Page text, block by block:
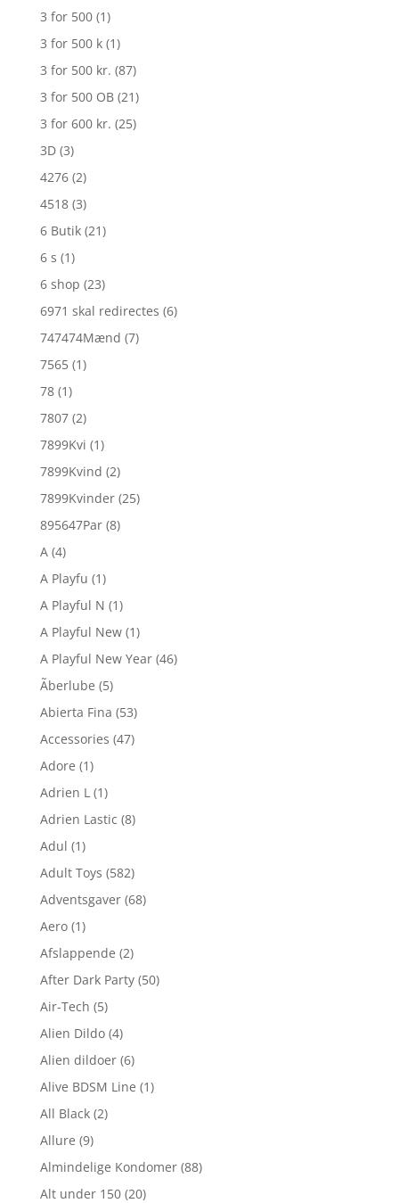
3 for 500 (1)
3 for 500 k (1)
3 for 500 kr. (87)
3 for 500 OB (21)
3 for 600 kr. (25)
3D (3)
4276 (2)
4518 (3)
6 Butik (21)
6 s (1)
6 shop (23)
6971 skal redirectes (6)
747474Mænd (7)
7565 (1)
78 (1)
7807 (2)
7899Kvi (1)
7899Kvind (2)
7899Kvinder (25)
895647Par (8)
A (4)
A Playfu (1)
A Playful N (1)
A Playful New (1)
A Playful New Year (46)
Ãberlube (5)
Abierta Fina (53)
Accessories (47)
Adore (1)
Adrien L (1)
Adrien Lastic (8)
Adul (1)
Adult Toys (582)
Adventsgaver (68)
Aero (1)
Afslappende (2)
After Dark Party (50)
Air-Tech (5)
Alien Dildo (4)
Alien dildoer (6)
Alive BDSM Line (1)
All Black (2)
Allure (9)
Almindelige Kondomer (88)
Alt under 150 (20)